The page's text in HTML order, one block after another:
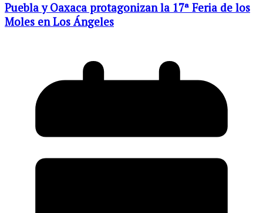
Puebla y Oaxaca protagonizan la 17ª Feria de los
Moles en Los Ángeles